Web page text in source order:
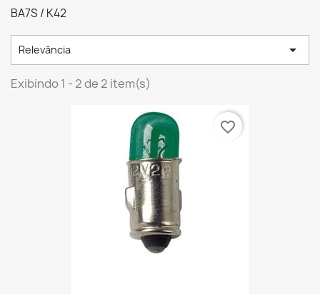
BA7S / K42
Relevância 
Exibindo 1 - 2 de 2 item(s)
favorite_border